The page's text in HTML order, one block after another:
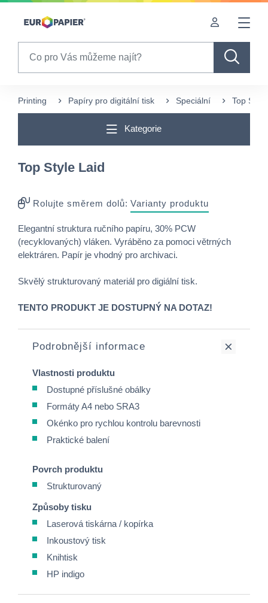
Table Of Content
Printing Papíry pro digitální tisk Speciální Top
Kategorie
Top Style Laid
Rolujte směrem dolů: Varianty produktu
Elegantní struktura ručního papíru, 30% PCW
(recyklovaných) vláken. Vyráběno za pomoci větrných
elektráren. Papír je vhodný pro archivaci.
Skvělý strukturovaný materiál pro digiální tisk.
TENTO PRODUKT JE DOSTUPNÝ NA DOTAZ!
Podrobnější informace
Vlastnosti produktu
Dostupné příslušné obálky
Formáty A4 nebo SRA3
Okénko pro rychlou kontrolu barevnosti
Praktické balení
Povrch produktu
Strukturovaný
Způsoby tisku
Laserová tiskárna / kopírka
Inkoustový tisk
Knihtisk
HP indigo